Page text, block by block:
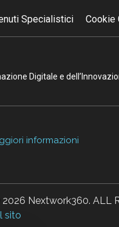
Specialistici Cookie
Digitale e
informazioni
Nextwork360. ALL
sito